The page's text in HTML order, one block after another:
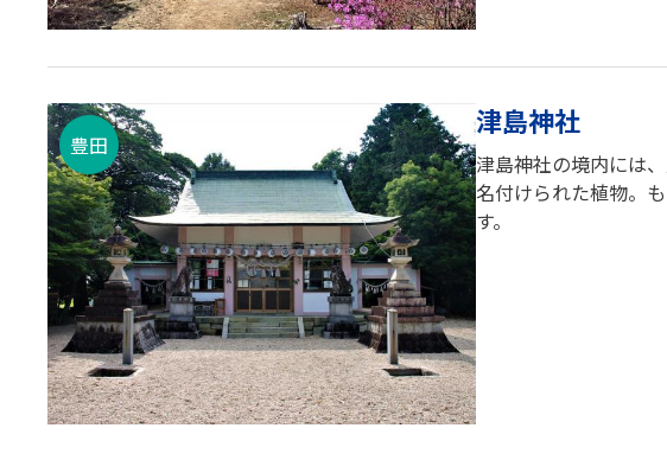
豊田
津島神社
津島神社の境内には
名付けられた植物。
す。